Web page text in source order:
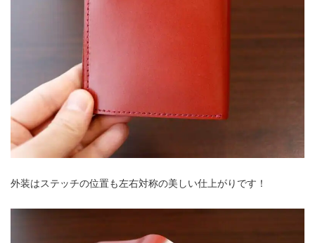
外装はステッチの位置も左右対称の美しい仕上がりです！